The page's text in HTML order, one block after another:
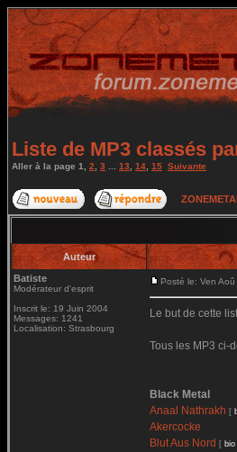
Liste de MP3 classés
Aller à la page 1 2 3 13 14 15 Suivante
Auteur
Batiste
Modérateur d'esprit
Inscrit le: 19 Juin 2004
Messages: 1241
Localisation: Strasbourg
Posté le: Ven
Le but de cette
Tous les MP3 ci-
Black Metal
Anaal Nathrakh [
Akercocke
Blut Aus Nord [ bio